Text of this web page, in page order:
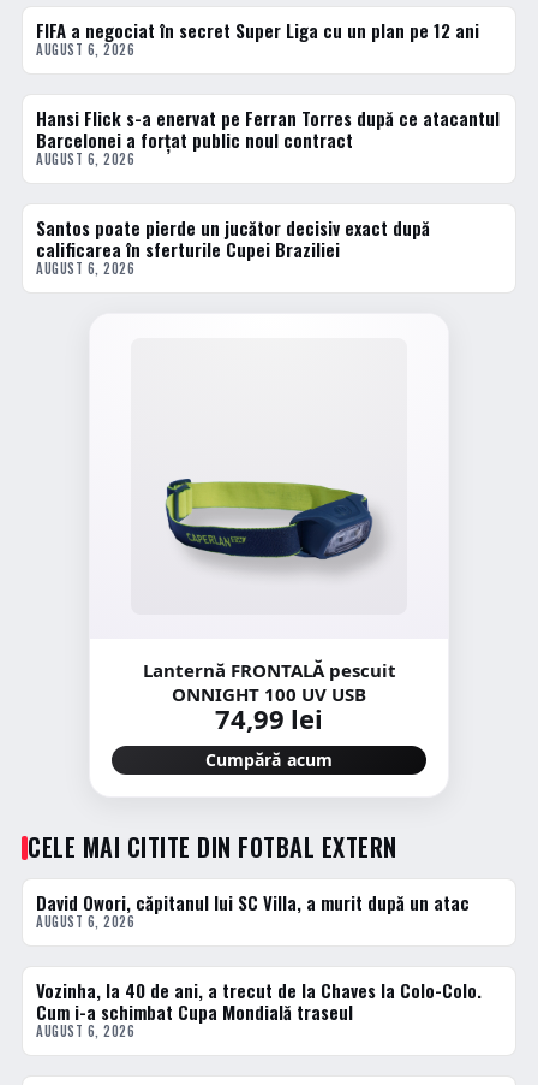
FOTBAL EXTERN
FIFA a negociat în secret Super Liga cu un plan pe 12 ani
AUGUST 6, 2026
FOTBAL EXTERN
Hansi Flick s-a enervat pe Ferran Torres după ce atacantul
Barcelonei a forțat public noul contract
AUGUST 6, 2026
FOTBAL EXTERN
Santos poate pierde un jucător decisiv exact după
calificarea în sferturile Cupei Braziliei
AUGUST 6, 2026
Lanternă FRONTALĂ pescuit
ONNIGHT 100 UV USB
74,99 lei
Cumpără acum
CELE MAI CITITE DIN FOTBAL EXTERN
1 · TOP
David Owori, căpitanul lui SC Villa, a murit după un atac
AUGUST 6, 2026
2 · TOP
Vozinha, la 40 de ani, a trecut de la Chaves la Colo-Colo.
Cum i-a schimbat Cupa Mondială traseul
AUGUST 6, 2026